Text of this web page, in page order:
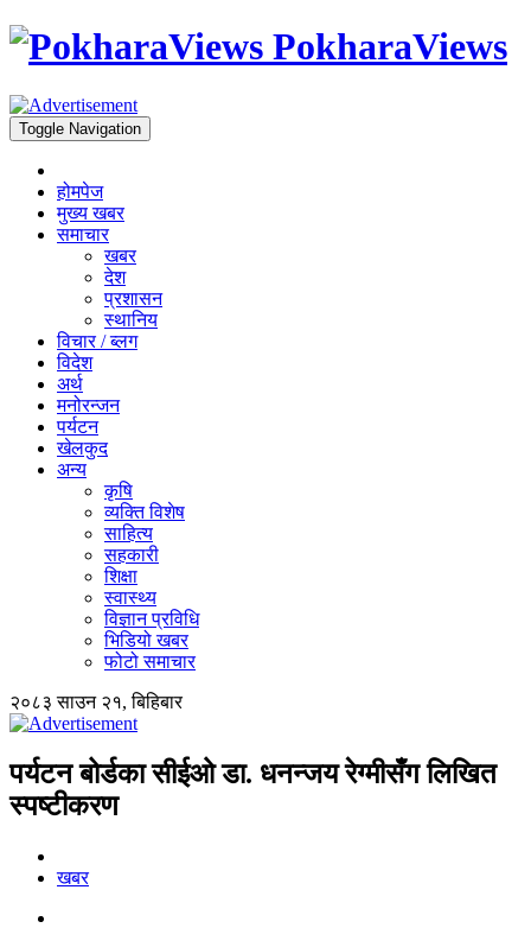
PokharaViews
Toggle Navigation
होमपेज
मुख्य खबर
समाचार
खबर
देश
प्रशासन
स्थानिय
विचार / ब्लग
विदेश
अर्थ
मनोरन्जन
पर्यटन
खेलकुद
अन्य
कृषि
व्यक्ति विशेष
साहित्य
सहकारी
शिक्षा
स्वास्थ्य
विज्ञान प्रविधि
भिडियो खबर
फोटो समाचार
२०८३ साउन २१, बिहिबार
पर्यटन बोर्डका सीईओ डा. धनन्जय रेग्मीसँग लिखित
स्पष्टीकरण
खबर